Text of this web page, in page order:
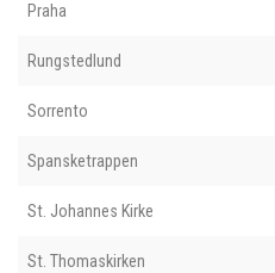
Praha
Rungstedlund
Sorrento
Spansketrappen
St. Johannes Kirke
St. Thomaskirken